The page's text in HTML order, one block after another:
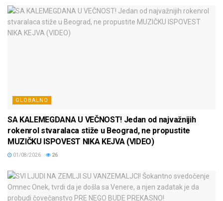
GLOBALNO
SA KALEMEGDANA U VEČNOST! Jedan od najvažnijih
rokenrol stvaralaca stiže u Beograd, ne propustite
MUZIČKU ISPOVEST NIKA KEJVA (VIDEO)
01/08/2026 26